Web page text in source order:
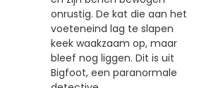
onrustig. De kat die aan het
voeteneind lag te slapen
keek waakzaam op, maar
bleef nog liggen. Dit is uit
Bigfoot, een paranormale